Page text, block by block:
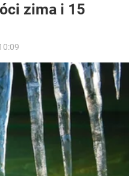
zima i 15